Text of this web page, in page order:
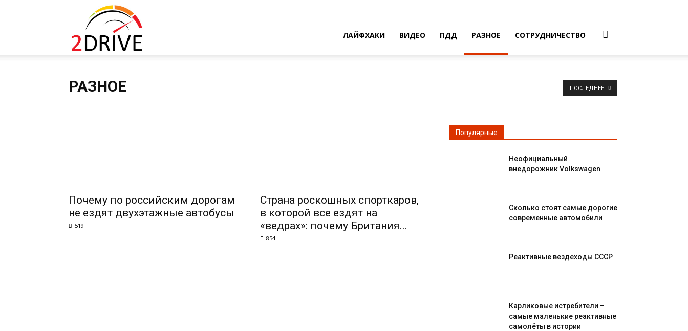
ЛАЙФХАКИ ВИДЕО ПДД РАЗНОЕ СОТРУДНИЧЕСТВО
РАЗНОЕ ПОСЛЕДНЕЕ
Почему по российским дорогам
не ездят двухэтажные автобусы
519
Страна роскошных спорткаров,
в которой все ездят на
«ведрах»: почему Британия...
854
Популярные
Неофициальный
внедорожник Volkswagen
Сколько стоят самые дорогие
современные автомобили
Реактивные вездеходы СССР
Карликовые истребители –
самые маленькие реактивные
самолёты в истории